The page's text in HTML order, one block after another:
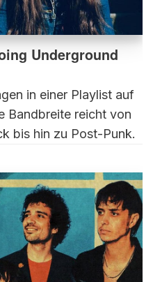
Underground
in einer Playlist auf
Bandbreite reicht von
bis hin zu Post-Punk.